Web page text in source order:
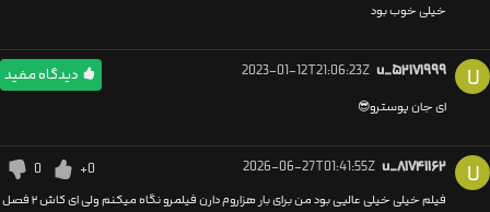
خیلی خوب بود
U u_۵۲۱۷۱۹۹۹ 2023-01-12T21:06:23Z دیدگاه مفید
ای جان پوسترو😎
U u_۸۱۷۴۱۱۶۲ 2026-06-27T01:41:55Z
+0
0
فیلم خیلی خیلی عالیی بود من برای بار هزاروم دارن فیلمرو نگاه میکنم ولی ای کاش ۲ فصل